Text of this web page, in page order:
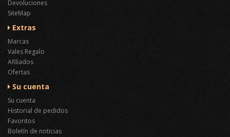
Devoluciones
SiteMap
Extras
Marcas
Vales Regalo
Afiliados
Ofertas
Su cuenta
Su cuenta
Historial de pedidos
Favoritos
Boletín de noticias